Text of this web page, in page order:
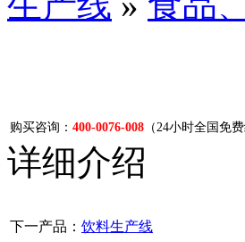
购买咨询： 400-0076-008 （24小时全国免
详细介绍
下一产品： 饮料生产线